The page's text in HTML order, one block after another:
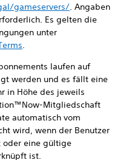
gameservers/. Angaben
Es gelten die
unter
.
laufen auf
werden und es fällt eine
in Höhe des jeweils
Mitgliedschaft
automatisch vom
wird, wenn der Benutzer
oder eine gültige
ist.